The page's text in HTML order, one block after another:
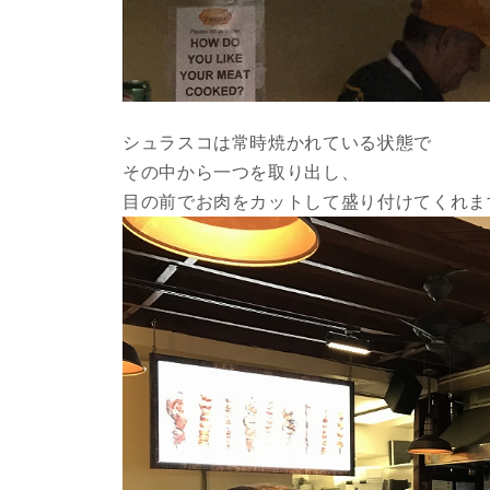
シュラスコは常時焼かれている状態で
その中から一つを取り出し、
目の前でお肉をカットして盛り付けてくれ